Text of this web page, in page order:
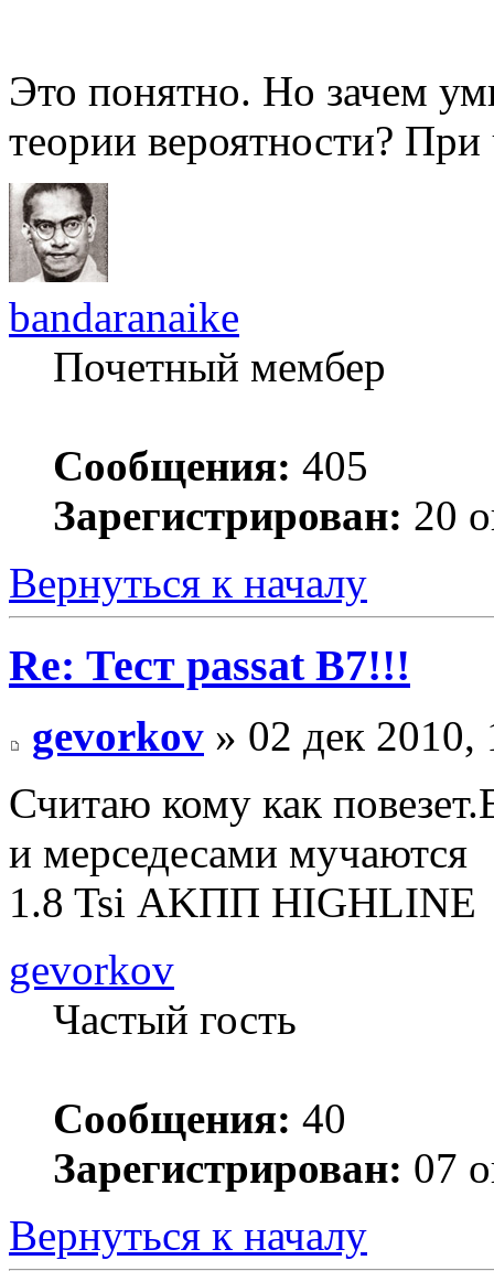
Это понятно. Но зачем
теории вероятности?
bandaranaike
Почетный мембер
Сообщения: 405
Зарегистрирован: 20
Вернуться к началу
Re: Тест passat B7!!!
gevorkov » 02 дек 2010,
Считаю кому как
и мерседесами мучаются
1.8 Tsi АKПП HIGHLINE
gevorkov
Частый гость
Сообщения: 40
Зарегистрирован: 07
Вернуться к началу